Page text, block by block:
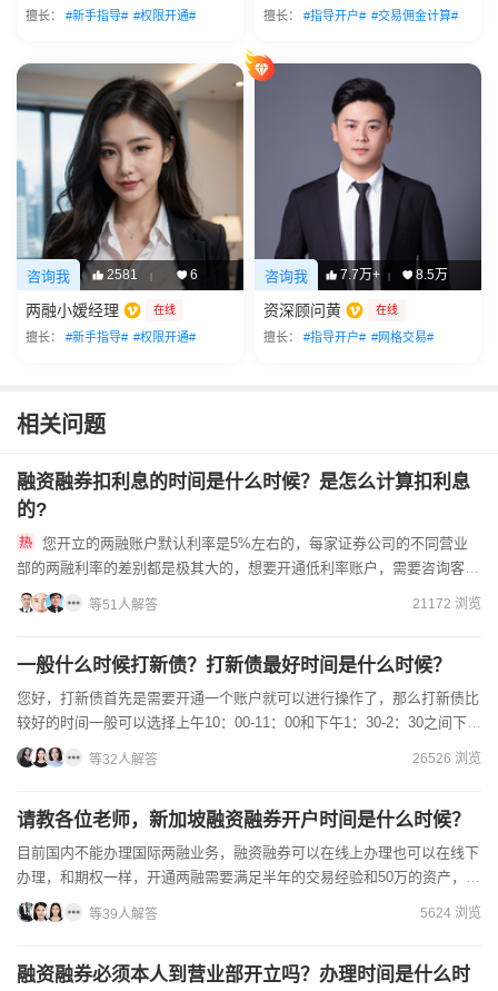
擅长： #新手指导# #权限开通# 擅长： #指导开户# #交易佣金计算#
咨询我 2581 | 6
两融小嫒经理 在线
擅长： #新手指导# #权限开通#
咨询我 7.7万+ | 8.5万
资深顾问黄 在线
擅长： #指导开户# #网格交易#
相关问题
融资融券扣利息的时间是什么时候？是怎么计算扣利息
的?
部的两融利率的差别都是极其大的，想要开通低利率账户，需要咨询客户
经理给您预约当地营业部进行办理。满足融资融券开立条件之后，准...
等51人解答 21172 浏览
一般什么时候打新债？打新债最好时间是什么时候？
您好，打新债首先是需要开通一个账户就可以进行操作了，那么打新债比
较好的时间一般可以选择上午10：00-11：00和下午1：30-2：30之间下
单，相对来说这两个时间段，新债的...
等32人解答 26526 浏览
请教各位老师，新加坡融资融券开户时间是什么时候？
目前国内不能办理国际两融业务，融资融券可以在线上办理也可以在线下
办理，和期权一样，开通两融需要满足半年的交易经验和50万的资产，券
商的融资融券信息可以在券商官网上查询的，50...
等39人解答 5624 浏览
融资融券必须本人到营业部开立吗？办理时间是什么时